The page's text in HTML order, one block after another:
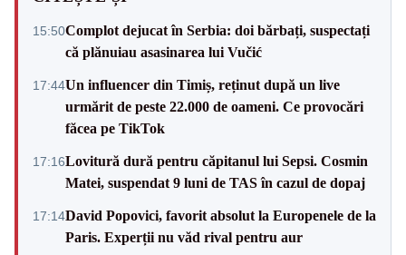
15:50Complot dejucat în Serbia: doi bărbați, suspectați
că plănuiau asasinarea lui Vučić
17:44Un influencer din Timiș, reținut după un live
urmărit de peste 22.000 de oameni. Ce provocări
făcea pe TikTok
17:16Lovitură dură pentru căpitanul lui Sepsi. Cosmin
Matei, suspendat 9 luni de TAS în cazul de dopaj
17:14David Popovici, favorit absolut la Europenele de la
Paris. Experții nu văd rival pentru aur